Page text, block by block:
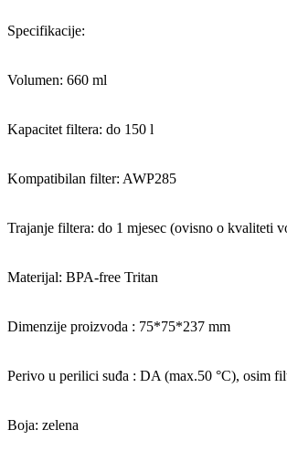
Specifikacije:
Volumen: 660 ml
Kapacitet filtera: do 150 l
Kompatibilan filter: AWP285
Trajanje filtera: do 1 mjesec (ovisno o kvaliteti
Materijal: BPA-free Tritan
Dimenzije proizvoda : 75*75*237 mm
Perivo u perilici suđa : DA (max.50 °C), osim
Boja: zelena